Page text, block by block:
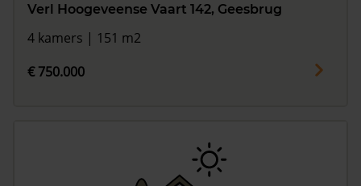
Verl Hoogeveense Vaart 142, Geesbrug
4 kamers | 151 m2
€ 750.000